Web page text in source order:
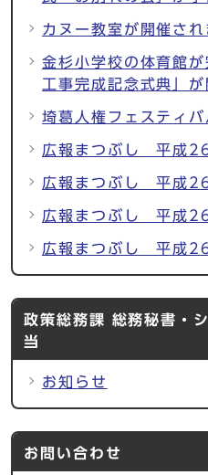
カヌー教室が開催され
金杉小学校の体育館
工事完成記念式典」
埼葛人権フェスティ
広報まつぶし 平成
広報まつぶし 平成
広報まつぶし 平成
広報まつぶし 平成
政策総務課 総務秘書・
当
お知らせ
お問い合わせ